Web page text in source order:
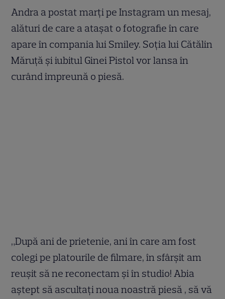
Andra a postat marți pe Instagram un mesaj,
alături de care a atașat o fotografie în care
apare în compania lui Smiley. Soția lui Cătălin
Măruță și iubitul Ginei Pistol vor lansa în
curând împreună o piesă.
„După ani de prietenie, ani în care am fost
colegi pe platourile de filmare, în sfârșit am
reușit să ne reconectam și în studio! Abia
aștept să ascultați noua noastră piesă , să vă